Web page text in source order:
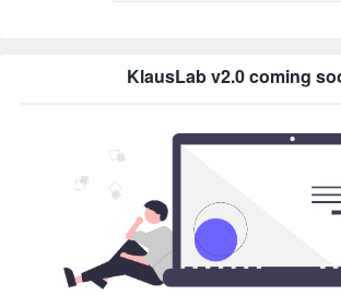
KlausLab v2.0 coming